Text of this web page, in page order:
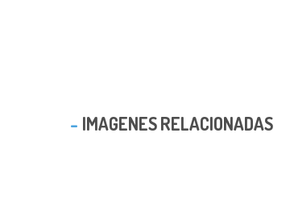
IMAGENES RELACIONADAS